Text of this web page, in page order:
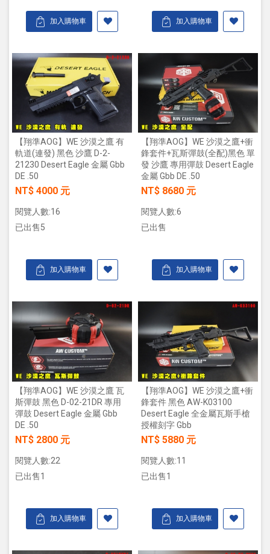
加入購物車 加入購物車
【翔準AOG】WE 沙漠之鷹 有
軌道(連發) 黑色 沙鷹 D-2-
21230 Desert Eagle 金屬 Gbb
DE .50
NT$ 4000 元
閱覽人數:16
已出售5
加入購物車
【翔準AOG】WE 沙漠之鷹+衝
鋒套件+瓦斯彈鼓(全配)黑色 單
發 沙鷹 專用彈鼓 Desert Eagle
金屬 Gbb DE .50
NT$ 8680 元
閱覽人數:6
已出售
加入購物車
【翔準AOG】WE 沙漠之鷹 瓦
斯彈鼓 黑色 D-02-21DR 專用
彈鼓 Desert Eagle 金屬 Gbb
DE .50
NT$ 2800 元
閱覽人數:22
已出售1
加入購物車
【翔準AOG】WE 沙漠之鷹+衝
鋒套件 黑色 AW-K03100
Desert Eagle 全金屬瓦斯手槍
授權刻字 Gbb
NT$ 5880 元
閱覽人數:11
已出售1
加入購物車